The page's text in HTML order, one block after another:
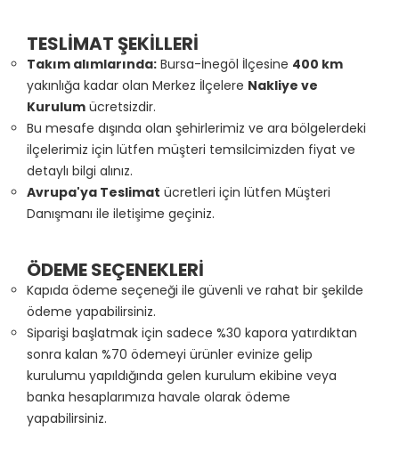
TESLİMAT ŞEKİLLERİ
Takım alımlarında: Bursa-İnegöl İlçesine 400 km
yakınlığa kadar olan Merkez İlçelere Nakliye ve
Kurulum ücretsizdir.
Bu mesafe dışında olan şehirlerimiz ve ara bölgelerdeki
ilçelerimiz için lütfen müşteri temsilcimizden fiyat ve
detaylı bilgi alınız.
Avrupa'ya Teslimat ücretleri için lütfen Müşteri
Danışmanı ile iletişime geçiniz.
ÖDEME SEÇENEKLERİ
Kapıda ödeme seçeneği ile güvenli ve rahat bir şekilde
ödeme yapabilirsiniz.
Siparişi başlatmak için sadece %30 kapora yatırdıktan
sonra kalan %70 ödemeyi ürünler evinize gelip
kurulumu yapıldığında gelen kurulum ekibine veya
banka hesaplarımıza havale olarak ödeme
yapabilirsiniz.